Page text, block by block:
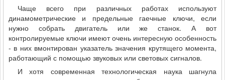
Чаще всего при различных работах используют
динамометрические и предельные гаечные ключи, если
нужно собрать двигатель или же станок. А вот
контролируемые ключи имеют очень интересную особенность
- в них вмонтирован указатель значения крутящего момента,
работающий с помощью звуковых или световых сигналов.
И хотя современная технологическая наука шагнула